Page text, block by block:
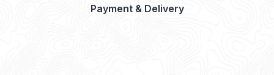
Payment & Delivery